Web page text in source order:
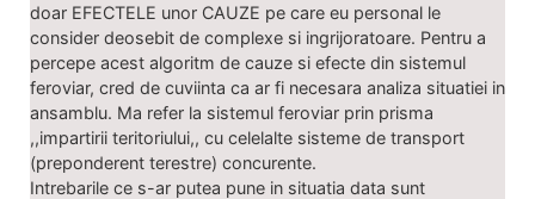
doar EFECTELE unor CAUZE pe care eu personal le
consider deosebit de complexe si ingrijoratoare. Pentru a
percepe acest algoritm de cauze si efecte din sistemul
feroviar, cred de cuviinta ca ar fi necesara analiza situatiei in
ansamblu. Ma refer la sistemul feroviar prin prisma
,,impartirii teritoriului,, cu celelalte sisteme de transport
(preponderent terestre) concurente.
Intrebarile ce s-ar putea pune in situatia data sunt